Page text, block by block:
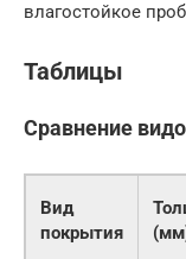
влагостойкое
Таблицы
Сравнение
Вид
покрытия